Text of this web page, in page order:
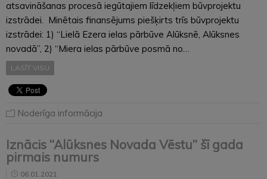
atsavināšanas procesā iegūtajiem līdzekļiem būvprojektu
izstrādei. Minētais finansējums piešķirts trīs būvprojektu
izstrādei: 1) “Lielā Ezera ielas pārbūve Alūksnē, Alūksnes
novadā”, 2) “Miera ielas pārbūve posmā no…
LASĪT VISU
Noderīga informācija
Iznācis “Alūksnes Novada Vēstu” šī gada
pirmais numurs
06.01.2021